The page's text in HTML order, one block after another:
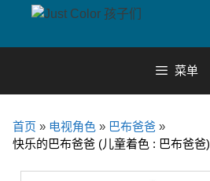
content
菜单
首页 » 电视角色 » 巴布爸爸 »
快乐的巴布爸爸 (儿童着色 : 巴布爸爸)